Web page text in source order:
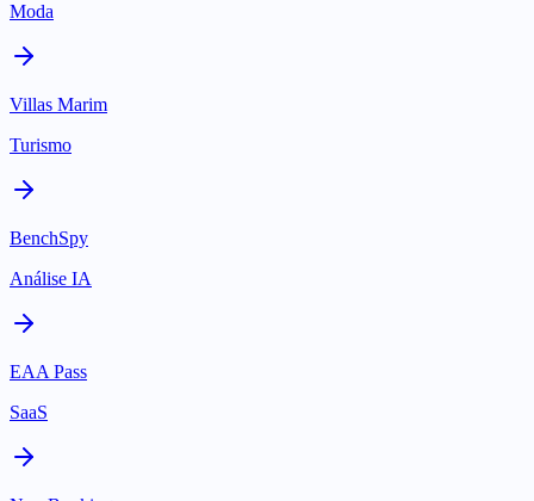
Moda
Villas Marim
Turismo
BenchSpy
Análise IA
EAA Pass
SaaS